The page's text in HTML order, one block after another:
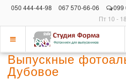
050 444-44-98 067 570-66-06 099
Пт 10 - 18
Показать
меню
Выпускные
Дубовое